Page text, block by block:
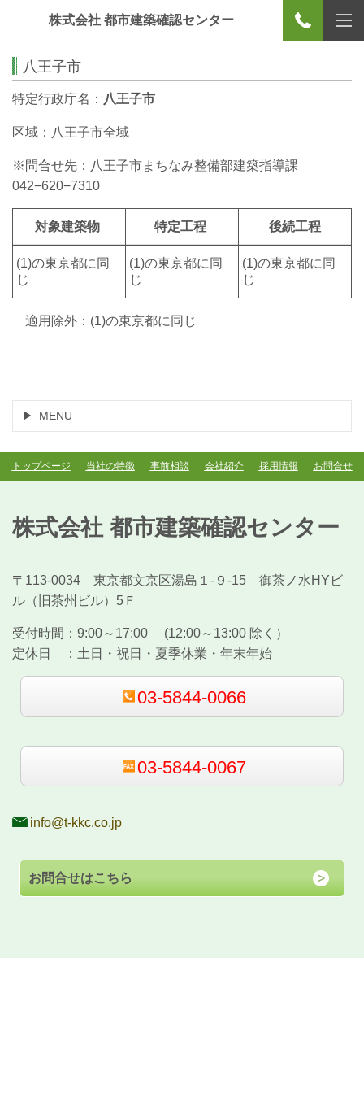
株式会社 都市建築確認センター
八王子市
特定行政庁名： 八王子市
区域：八王子市全域
※問合せ先：八王子市まちなみ整備部建築指導課
042−620−7310
対象建築物 特定工程 後続工程
(1)の東京都に同
じ
(1)の東京都に同
じ
(1)の東京都に同
じ
適用除外：(1)の東京都に同じ
MENU
トップページ 当社の特徴 事前相談 会社紹介 採用情報 お問合せ
株式会社 都市建築確認センター
〒113-0034 東京都文京区湯島１-９-15 御茶ノ水HYビ
ル（旧茶州ビル）5Ｆ
受付時間： 9:00～17:00 (12:00～13:00 除く）
定休日 ： 土日・祝日・夏季休業・年末年始
03-5844-0066
03-5844-0067
info@t-kkc.co.jp
お問合せはこちら